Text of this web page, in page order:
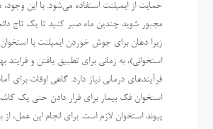
حمایت از ایمپلنت استفاده می‌شود. با این
مجبور شوید چندین ماه صبر کنید تا یک تاج
زیرا دهان برای جوش خوردن ایمپلنت با استخوان
استخوانی)، به زمانی برای تطبیق یافتن و فرایند
فرآیندهای درمانی نیاز دارد. گاهی اوقات برای
استخوان فک بیمار برای قرار دادن حتی یک
پیوند استخوان لازم است. برای انجام این عمل،